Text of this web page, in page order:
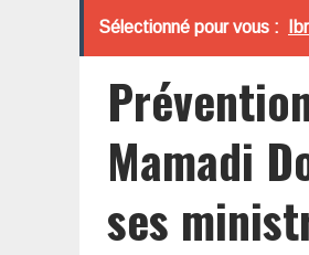
Sélectionné pour vous :
Mamadi
ses